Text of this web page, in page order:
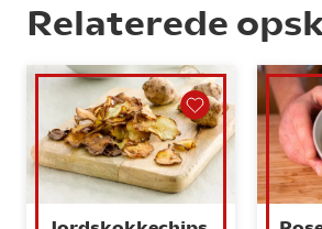
Relaterede